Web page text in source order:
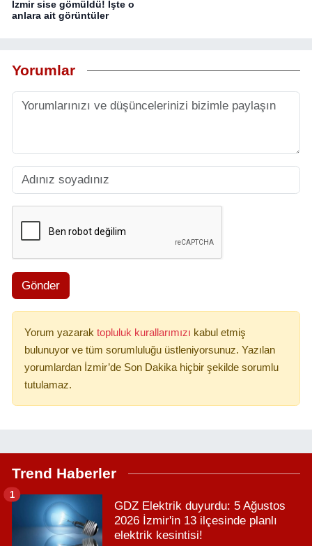
İzmir sise gömüldü! İşte o
anlara ait görüntüler
Yorumlar
Gönder
Yorum yazarak topluluk kurallarımızı kabul etmiş
bulunuyor ve tüm sorumluluğu üstleniyorsunuz. Yazılan
yorumlardan İzmir’de Son Dakika hiçbir şekilde sorumlu
tutulamaz.
Trend Haberler
GDZ Elektrik duyurdu: 5 Ağustos
2026 İzmir'in 13 ilçesinde planlı
elektrik kesintisi!
1